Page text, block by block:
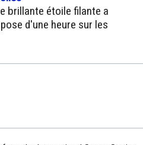
brillante étoile filante a
d'une heure sur les